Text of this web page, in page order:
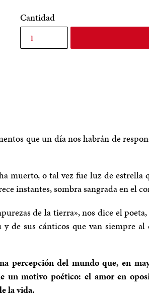
Cantidad
que un día nos habrán de
muerto, o tal vez fue luz de
instantes, sombra sangrada en el
de la tierra», nos dice el
de sus cánticos que van siempre
percepción del mundo que, en
un motivo poético: el amor en
la vida.